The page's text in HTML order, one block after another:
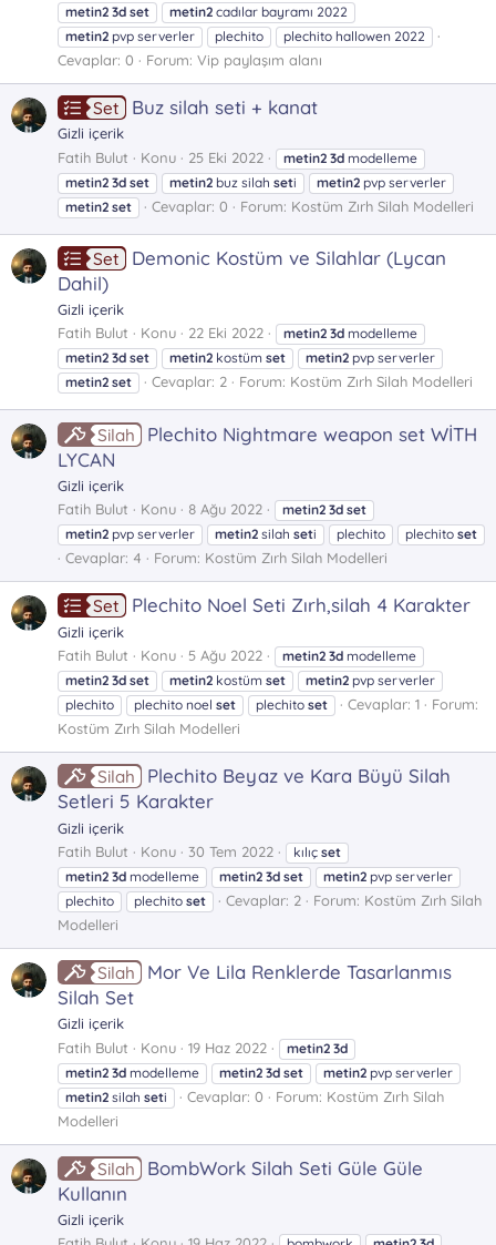
metin2 3d set metin2 cadılar bayramı 2022
metin2 pvp serverler plechito plechito hallowen 2022
Cevaplar: 0 Forum: Vip paylaşım alanı
Set Buz silah seti + kanat
Gizli içerik
Fatih Bulut
Konu 25 Eki 2022 metin2 3d modelleme
metin2 3d set metin2 buz silah seti metin2 pvp serverler
metin2 set Cevaplar: 0 Forum: Kostüm Zırh Silah Modelleri
Set
Demonic Kostüm ve Silahlar (Lycan
Dahil)
Gizli içerik
Fatih Bulut
Konu 22 Eki 2022 metin2 3d modelleme
metin2 3d set metin2 kostüm set metin2 pvp serverler
metin2 set Cevaplar: 2 Forum: Kostüm Zırh Silah Modelleri
Silah
Plechito Nightmare weapon set WİTH
LYCAN
Gizli içerik
Fatih Bulut
Konu 8 Ağu 2022 metin2 3d set
metin2 pvp serverler metin2 silah seti plechito plechito set
Cevaplar: 4 Forum: Kostüm Zırh Silah Modelleri
Set Plechito Noel Seti Zırh,silah 4 Karakter
Gizli içerik
Fatih Bulut
Konu 5 Ağu 2022 metin2 3d modelleme
metin2 3d set metin2 kostüm set metin2 pvp serverler
plechito
plechito noel set plechito set Cevaplar: 1
Forum:
Kostüm Zırh Silah Modelleri
Silah
Plechito Beyaz ve Kara Büyü Silah
Setleri 5 Karakter
Gizli içerik
Fatih Bulut
Konu 30 Tem 2022 kılıç set
metin2 3d modelleme metin2 3d set metin2 pvp serverler
plechito
plechito set Cevaplar: 2 Forum: Kostüm Zırh Silah
Modelleri
Silah
Mor Ve Lila Renklerde Tasarlanmıs
Silah Set
Gizli içerik
Fatih Bulut
Konu 19 Haz 2022 metin2 3d
metin2 3d modelleme metin2 3d set metin2 pvp serverler
metin2 silah seti Cevaplar: 0 Forum: Kostüm Zırh Silah
Modelleri
Silah
BombWork Silah Seti Güle Güle
Kullanın
Gizli içerik